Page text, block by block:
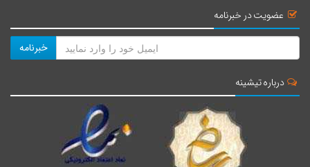
عضویت در خبرنامه
خبرنامه
درباره تیشینه